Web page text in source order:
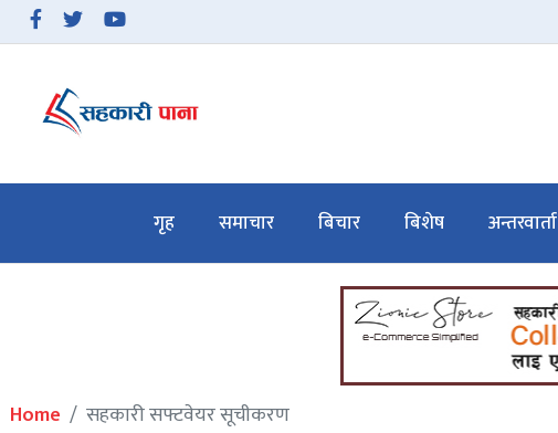
गृह समाचार बिचार बिशेष अन्तरवार्ता
बिचार
हाम्रो बारेमा
Home सहकारी सफ्टवेयर सूचीकरण